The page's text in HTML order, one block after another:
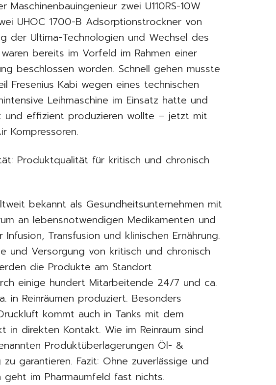
Maschinenbauingenieur zwei U110RS-10W
UHOC 1700-B Adsorptionstrockner von
der Ultima-Technologien und Wechsel des
bereits im Vorfeld im Rahmen einer
beschlossen worden. Schnell gehen musste
Fresenius Kabi wegen eines technischen
Leihmaschine im Einsatz hatte und
und effizient produzieren wollte – jetzt mit
Kompressoren.
Produktqualität für kritisch und chronisch
bekannt als Gesundheitsunternehmen mit
an lebensnotwendigen Medikamenten und
Transfusion und klinischen Ernährung.
und Versorgung von kritisch und chronisch
die Produkte am Standort
einige hundert Mitarbeitende 24/7 und ca.
in Reinräumen produziert. Besonders
kommt auch in Tanks mit dem
in direkten Kontakt. Wie im Reinraum sind
Produktüberlagerungen Öl- &
garantieren. Fazit: Ohne zuverlässige und
geht im Pharmaumfeld fast nichts.